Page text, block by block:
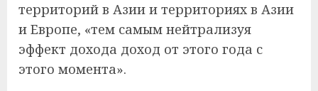
территорий в Азии и территориях в Азии
и Европе, «тем самым нейтрализуя
эффект дохода доход от этого года с
этого момента».